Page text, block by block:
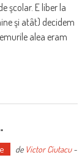
şcolar. E liber la
şi atât) decidem
alea eram
de Victor Ciutacu-